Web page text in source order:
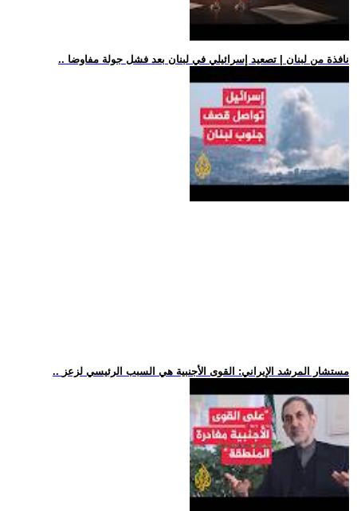
.. نافذة من لبنان | تصعيد إسرائيلي في لبنان بعد فشل جولة مفاوضا
.. مستشار المرشد الإيراني: القوى الأجنبية هي السبب الرئيسي لزعز